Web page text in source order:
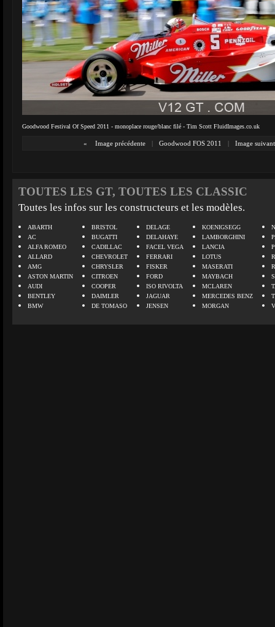
Goodwood Festival Of Speed 2011 - monoplace rouge/blanc filé - Tim Scott FluidImages.co.uk
« Image précédente | Goodwood FOS 2011 | Image
TOUTES LES GT, TOUTES LES CLASSIC
Toutes les infos sur les constructeurs et les modèles.
ABARTH
AC
ALFA ROMEO
ALLARD
AMG
ASTON MARTIN
AUDI
BENTLEY
BMW
BRISTOL
BUGATTI
CADILLAC
CHEVROLET
CHRYSLER
CITROEN
COOPER
DAIMLER
DE TOMASO
DELAGE
DELAHAYE
FACEL VEGA
FERRARI
FISKER
FORD
ISO RIVOLTA
JAGUAR
JENSEN
KOENIGSEGG
LAMBORGHINI
LANCIA
LOTUS
MASERATI
MAYBACH
MCLAREN
MERCEDES BENZ
MORGAN